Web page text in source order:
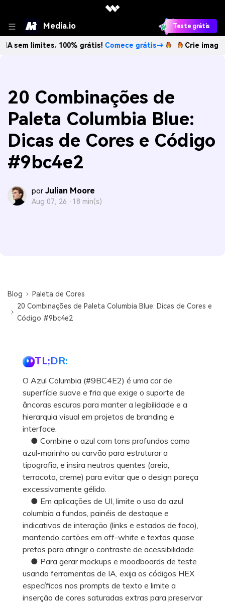
Media.io Teste grátis
100% grátis!Comece grátis→ Crie imagens com
20 Combinações de
Paleta Columbia Blue:
Dicas de Cores e Código
#9bc4e2
por Julian Moore
Aug 07, 26 · 18 min(s)
Blog
Paleta de Cores
20 Combinações de Paleta Columbia Blue: Dicas de Cores e
Código #9bc4e2
TL;DR:
O Azul Columbia (#9BC4E2) é uma cor de
superfície suave e fria que exige o suporte de
âncoras escuras para manter a legibilidade e a
hierarquia visual em projetos de branding e
interface.
● Combine o azul com tons profundos como
azul-marinho ou carvão para estruturar a
tipografia, e insira neutros quentes (areia,
terracota, creme) para evitar que o design pareça
excessivamente gélido.
● Em aplicações de UI, limite o uso do azul
columbia a fundos, painéis de destaque e
indicativos de interação (links e estados de foco),
mantendo cartões em off-white e textos quase
pretos para atingir o contraste de acessibilidade.
● Para gerar mockups e moodboards de teste
usando ferramentas de IA, exija os códigos HEX
específicos nos prompts de texto e limite a
inserção de cores saturadas extras para preservar